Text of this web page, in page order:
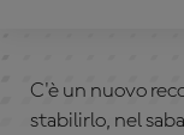
C'è un nuovo
stabilirlo, nel